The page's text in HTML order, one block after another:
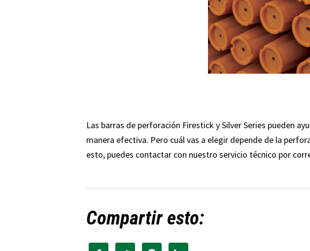
Las barras de perforación Firestick y Silver Series pueden
manera efectiva. Pero cuál vas a elegir depende de la
esto, puedes contactar con nuestro servicio técnico por
Compartir esto: